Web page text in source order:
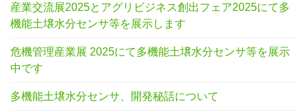
産業交流展2025とアグリビジネス創出フェア2025にて多
機能土壌水分センサ等を展示します
危機管理産業展 2025にて多機能土壌水分センサ等を展示
中です
多機能土壌水分センサ、開発秘話について